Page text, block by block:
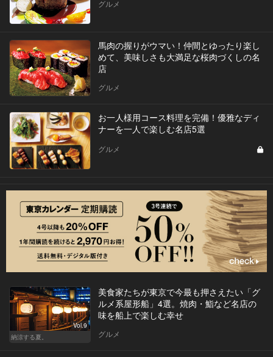
グルメ
馬肉の握りがウマい！仲間とゆったり楽し
めて、美味しさも大満足な桜肉づくしの名
店
グルメ
お一人様用コース料理を完備！優雅なディ
ナーを一人で楽しむ名店5選
グルメ
Vol.9
納涼する夏。
美食家たちが東京で今最も押さえたい「グ
ルメ系屋形船」4選。焼肉・鮨など名店の
味を船上で楽しむ幸せ
グルメ